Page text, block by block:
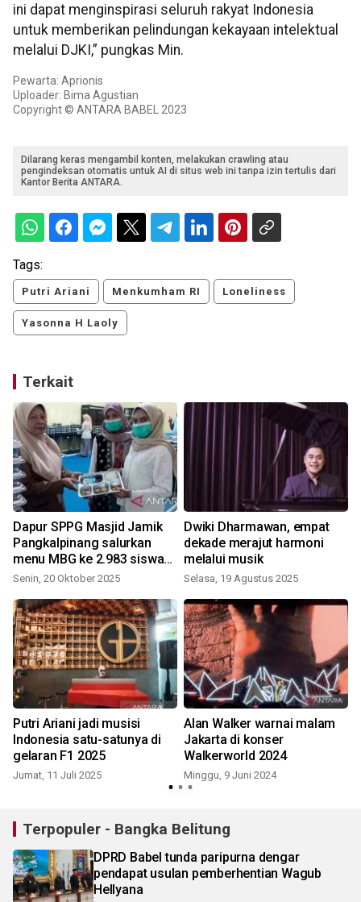
ini dapat menginspirasi seluruh rakyat Indonesia
untuk memberikan pelindungan kekayaan intelektual
melalui DJKI,” pungkas Min.
Pewarta: Aprionis
Uploader: Bima Agustian
Copyright © ANTARA BABEL 2023
Dilarang keras mengambil konten, melakukan crawling atau
pengindeksan otomatis untuk AI di situs web ini tanpa izin tertulis dari
Kantor Berita ANTARA.
Tags:
Putri Ariani Menkumham RI Loneliness
Yasonna H Laoly
Terkait
Dapur SPPG Masjid Jamik
Pangkalpinang salurkan
menu MBG ke 2.983 siswa
pada hari pertama
Senin, 20 Oktober 2025
Dwiki Dharmawan, empat
dekade merajut harmoni
melalui musik
Selasa, 19 Agustus 2025
Putri Ariani jadi musisi
Indonesia satu-satunya di
gelaran F1 2025
Jumat, 11 Juli 2025
Alan Walker warnai malam
Jakarta di konser
Walkerworld 2024
Minggu, 9 Juni 2024
Terpopuler - Bangka Belitung
DPRD Babel tunda paripurna dengar
pendapat usulan pemberhentian Wagub
Hellyana